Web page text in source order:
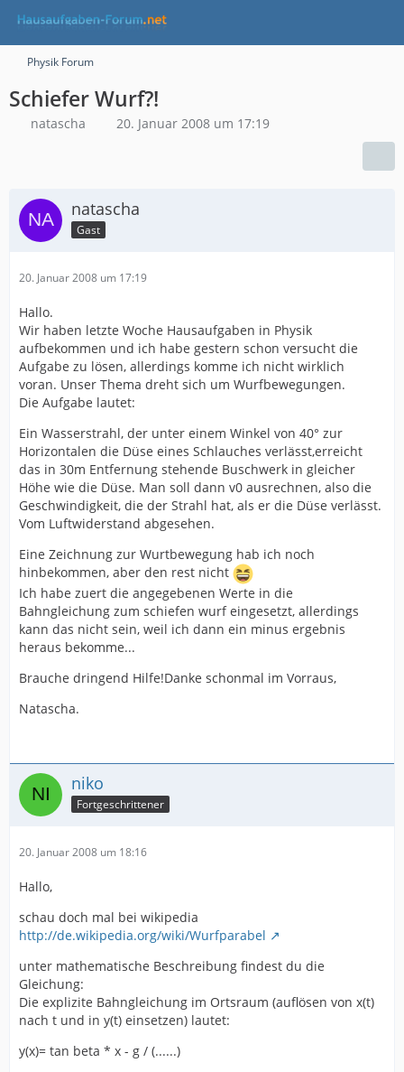
Physik Forum
Schiefer Wurf?!
natascha 20. Januar 2008 um 17:19
natascha
Gast
20. Januar 2008 um 17:19
Hallo.
Wir haben letzte Woche Hausaufgaben in Physik
aufbekommen und ich habe gestern schon versucht die
Aufgabe zu lösen, allerdings komme ich nicht wirklich
voran. Unser Thema dreht sich um Wurfbewegungen.
Die Aufgabe lautet:
Ein Wasserstrahl, der unter einem Winkel von 40° zur
Horizontalen die Düse eines Schlauches verlässt,erreicht
das in 30m Entfernung stehende Buschwerk in gleicher
Höhe wie die Düse. Man soll dann v0 ausrechnen, also die
Geschwindigkeit, die der Strahl hat, als er die Düse verlässt.
Vom Luftwiderstand abgesehen.
Eine Zeichnung zur Wurtbewegung hab ich noch
hinbekommen, aber den rest nicht
Ich habe zuert die angegebenen Werte in die
Bahngleichung zum schiefen wurf eingesetzt, allerdings
kann das nicht sein, weil ich dann ein minus ergebnis
heraus bekomme...
Brauche dringend Hilfe!Danke schonmal im Vorraus,
Natascha.
niko
Fortgeschrittener
20. Januar 2008 um 18:16
Hallo,
schau doch mal bei wikipedia
http://de.wikipedia.org/wiki/Wurfparabel
unter mathematische Beschreibung findest du die
Gleichung:
Die explizite Bahngleichung im Ortsraum (auflösen von x(t)
nach t und in y(t) einsetzen) lautet:
y(x)= tan beta * x - g / (......)